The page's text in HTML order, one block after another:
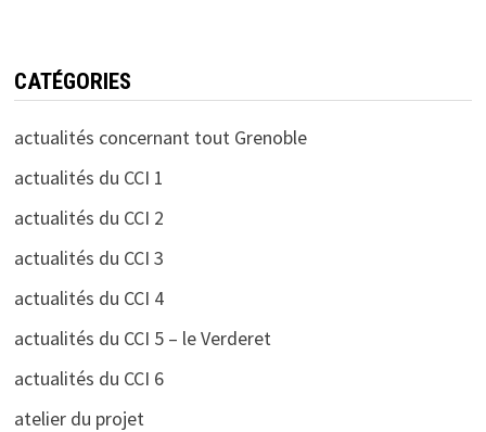
CATÉGORIES
actualités concernant tout Grenoble
actualités du CCI 1
actualités du CCI 2
actualités du CCI 3
actualités du CCI 4
actualités du CCI 5 – le Verderet
actualités du CCI 6
atelier du projet